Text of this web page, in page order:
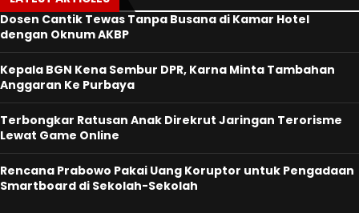
Dosen Cantik Tewas Tanpa Busana di Kamar Hotel
dengan Oknum AKBP
Kepala BGN Kena Sembur DPR, Karna Minta Tambahan
Anggaran Ke Purbaya
Terbongkar Ratusan Anak Direkrut Jaringan Terorisme
Lewat Game Online
Rencana Prabowo Pakai Uang Koruptor untuk Pengadaan
Smartboard di Sekolah-Sekolah